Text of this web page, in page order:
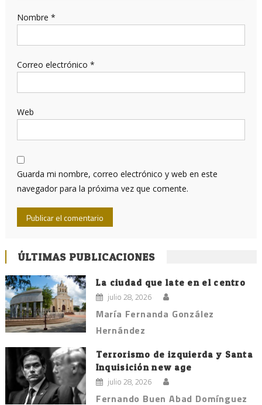
Nombre *
Correo electrónico *
Web
Guarda mi nombre, correo electrónico y web en este
navegador para la próxima vez que comente.
ÚLTIMAS PUBLICACIONES
La ciudad que late en el centro
julio 28, 2026
María Fernanda González
Hernández
Terrorismo de izquierda y Santa
Inquisición new age
julio 28, 2026
Fernando Buen Abad Domínguez